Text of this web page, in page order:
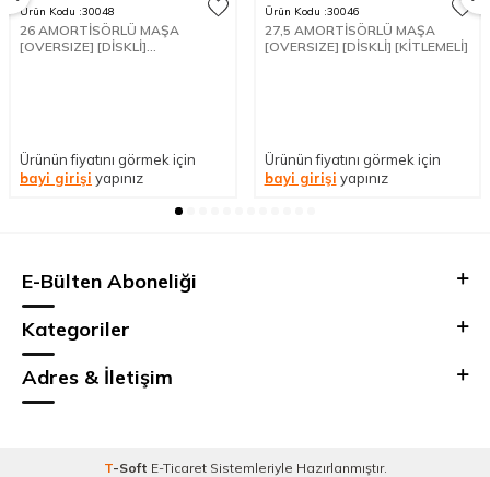
Ürün Kodu :30048
26 AMORTİSÖRLÜ MAŞA
[OVERSIZE] [DİSKLİ]
Ürünün fiyatını görmek için
bayi girişi yapınız
Ürün Kodu :30046
27,5 AMORTİSÖRLÜ MAŞA
[OVERSIZE] [DİSKLİ] [KİTLEMELİ]
Ürünün fiyatını görmek için
bayi girişi yapınız
E-Bülten Aboneliği
Kategoriler
Adres & İletişim
T-Soft E-TicaretSistemleriyle Hazırlanmıştır.